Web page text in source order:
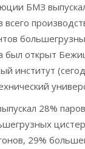
БМЗ
был открыт
институт
28%
29%